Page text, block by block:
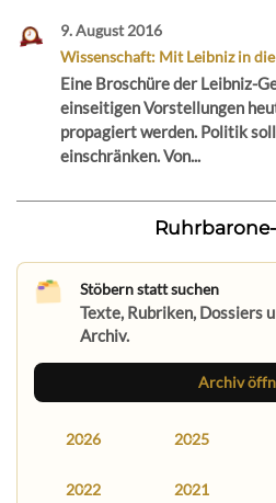
9. August 2016
Wissenschaft: Mit Leibniz in
Eine Broschüre der Leibniz-
einseitigen Vorstellungen
propagiert werden. Politik
einschränken. Von...
Stöbern statt suchen
Texte, Rubriken, Dossiers
Archiv.
Archiv
2026 2025
2022 2021